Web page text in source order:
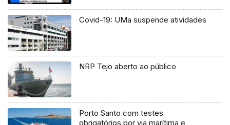
Covid-19: UMa suspende atividades
NRP Tejo aberto ao público
Porto Santo com testes
obrigatórios por via marítima e